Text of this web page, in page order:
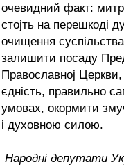
очевидний факт:
стојть на перешкоді
очищення
залишити посаду
Православној
єдність, правильно
умовах, окормити
і духовною силою.
Народні депутати